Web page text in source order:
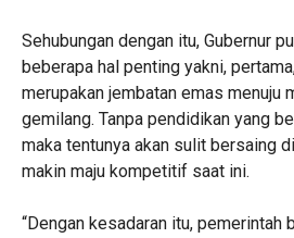
Sehubungan dengan itu, Gubernur
beberapa hal penting yakni,
merupakan jembatan emas menuju
gemilang. Tanpa pendidikan yang
maka tentunya akan sulit bersaing
makin maju kompetitif saat ini.
“Dengan kesadaran itu, pemerintah